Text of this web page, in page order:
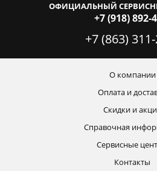
ОФИЦИАЛЬНЫЙ
+7 (918) 892-
+7 (863)
О компании
Оплата и
Скидки и
Справочная
Сервисные
Контакты